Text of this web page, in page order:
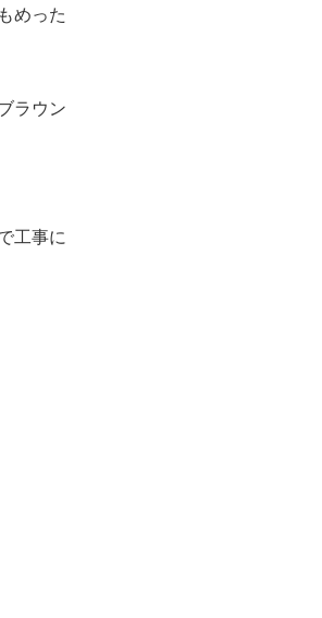
めった
ラウン
工事に